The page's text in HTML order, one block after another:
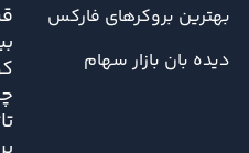
بهترین بروکرهای فارکس
دیده بان بازار سهام